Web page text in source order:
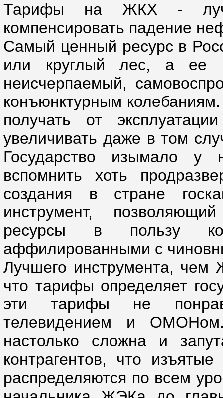
Тарифы на ЖКХ -
компенсировать падение
Самый ценный ресурс в
или круглый лес, а ее
неисчерпаемый,
конъюнктурным
получать от
увеличивать даже в том
Государство изымало у
вспомнить хоть
создания в стране
инструмент,
ресурсы в пользу
аффилированными с
Лучшего инструмента, чем
что тарифы определяет
эти тарифы не
телевидением и
настолько сложна и
контрагентов, что
распределяются по всем